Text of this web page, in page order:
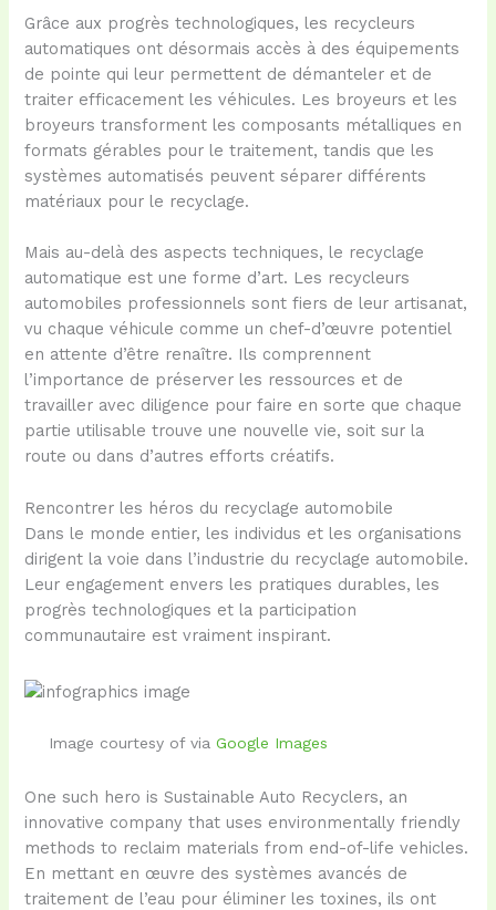
Grâce aux progrès technologiques, les recycleurs
automatiques ont désormais accès à des équipements
de pointe qui leur permettent de démanteler et de
traiter efficacement les véhicules. Les broyeurs et les
broyeurs transforment les composants métalliques en
formats gérables pour le traitement, tandis que les
systèmes automatisés peuvent séparer différents
matériaux pour le recyclage.
Mais au-delà des aspects techniques, le recyclage
automatique est une forme d’art. Les recycleurs
automobiles professionnels sont fiers de leur artisanat,
vu chaque véhicule comme un chef-d’œuvre potentiel
en attente d’être renaître. Ils comprennent
l’importance de préserver les ressources et de
travailler avec diligence pour faire en sorte que chaque
partie utilisable trouve une nouvelle vie, soit sur la
route ou dans d’autres efforts créatifs.
Rencontrer les héros du recyclage automobile
Dans le monde entier, les individus et les organisations
dirigent la voie dans l’industrie du recyclage automobile.
Leur engagement envers les pratiques durables, les
progrès technologiques et la participation
communautaire est vraiment inspirant.
Image courtesy of viaGoogle Images
One such hero is Sustainable Auto Recyclers, an
innovative company that uses environmentally friendly
methods to reclaim materials from end-of-life vehicles.
En mettant en œuvre des systèmes avancés de
traitement de l’eau pour éliminer les toxines, ils ont